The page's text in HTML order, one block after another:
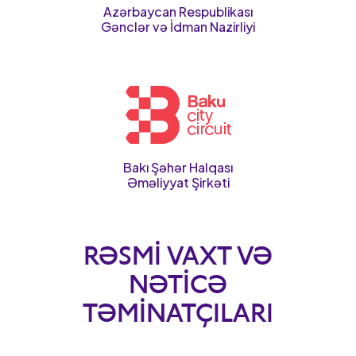
Azərbaycan Respublikası
Gənclər və İdman Nazirliyi
Bakı Şəhər Halqası
Əməliyyat Şirkəti
RƏSMI VAXT VƏ
NƏTICƏ
TƏMINATÇILARI